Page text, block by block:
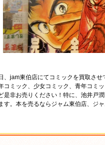
、jam東伯店にてコミックを買取さ
コミック、少女コミック、青年コミ
是非お売りください！特に、池井戸
す。本を売るならジャム東伯店、ジ